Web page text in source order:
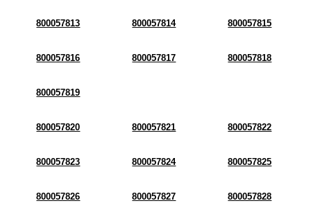
800057813 800057814 800057815
800057816 800057817 800057818
800057819
800057820 800057821 800057822
800057823 800057824 800057825
800057826 800057827 800057828